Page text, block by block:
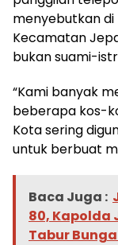
menyebutkan
Kecamatan
bukan suami-
“Kami banyak
beberapa kos-
Kota sering
untuk berbuat
Baca Juga :
80, Kapolda
Tabur